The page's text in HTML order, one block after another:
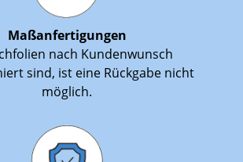
Maßanfertigungen
nach Kundenwunsch
sind, ist eine Rückgabe nicht
möglich.